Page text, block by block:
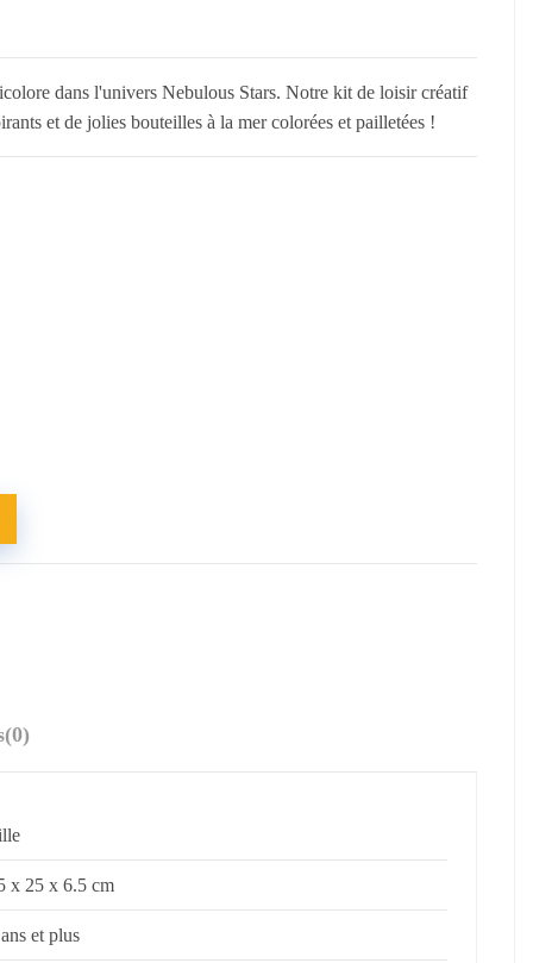
dans l'univers Nebulous Stars. Notre kit de loisir créatif
et de jolies bouteilles à la mer colorées et pailletées !
(0)
x 25 x 6.5 cm
et plus